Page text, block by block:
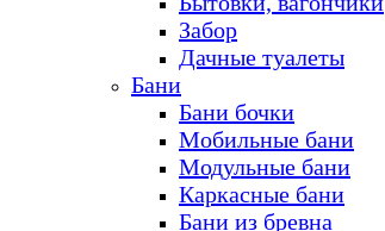
Забор
Дачные туалеты
Бани
Бани бочки
Мобильные бани
Модульные бани
Каркасные бани
Бани из бревна